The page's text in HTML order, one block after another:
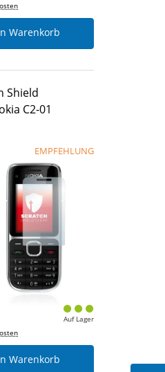
Warenkorb
Shield
C2-01
EMPFEHLUNG
Auf Lager
Warenkorb